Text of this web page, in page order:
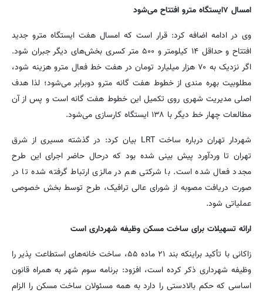
امسال ۷ایستگاه مترو افتتاح می‌شود
وی در ادامه اضافه کرد: قرار است که امسال هفت ایستگاه مترو جدید
افتتاح و حداقل ۱۴ کیلومتر و ۵۰۰ متر کسری بخش‌های دیگر جبران شود.
اگر نزدیک به ۷۰ هزار میلیارد تومان در هفت خط فعال مترو هزینه شود،
مطلوبیت بهره مندی از خطوط هفت گانه مترو دوبرابر می‌شود؛ لذا هدف
اصلی مدیریت شهری روی تکمیل این خطوط هفت گانه است و پس از آن
مطالعات چهار خط دیگر با ۱۳۸ ایستگاه کارسازی می‌شود.
شهردار تهران درباره ساخت LRT بیان کرد: در گذشته مسیری از شرق
تهران تا وردآورد پیش بینی شده بود که درحال حاضر اجرای این طرح
مجدد فعال شده است. با شرکتی هم در مالزی ارتباط گرفته شده تا در
صورت دریافت مصوبه از شورای عالی ترافیک، طرح توسط بخش خصوصی
عملیاتی شود.
ارائه تسهیلات برای ساخت مسکن وظیفه شهرداری است
زاکانی با تأکید براینکه بند ۲۱ ماده ۵۵، ساخت خانه‌های استطاعت پذیر را
وظیفه شهرداری ذکر کرده است، افزود: برنامه سوم شهر به همراه قانون
اساسی که حکم بالادستی را دارد به همه مسئولان ساخت مسکن را الزام